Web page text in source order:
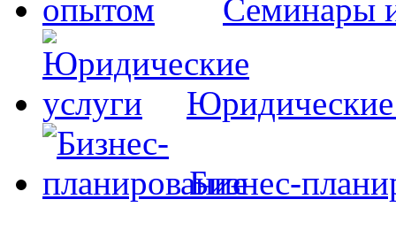
Семинары
Юридические
Бизнес-